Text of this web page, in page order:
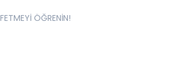
ÖĞRENİN!